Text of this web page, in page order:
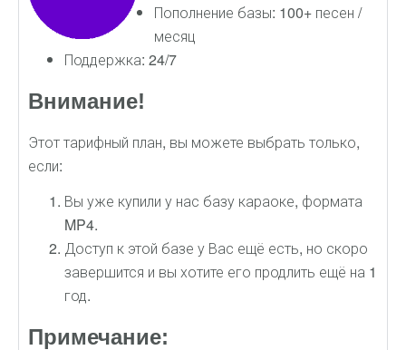
Пополнение базы: 100+ песен /
месяц
Поддержка: 24/7
Внимание!
Этот тарифный план, вы можете выбрать только,
если:
Вы уже купили у нас базу караоке, формата
MP4.
Доступ к этой базе у Вас ещё есть, но скоро
завершится и вы хотите его продлить ещё на 1
год.
Примечание: